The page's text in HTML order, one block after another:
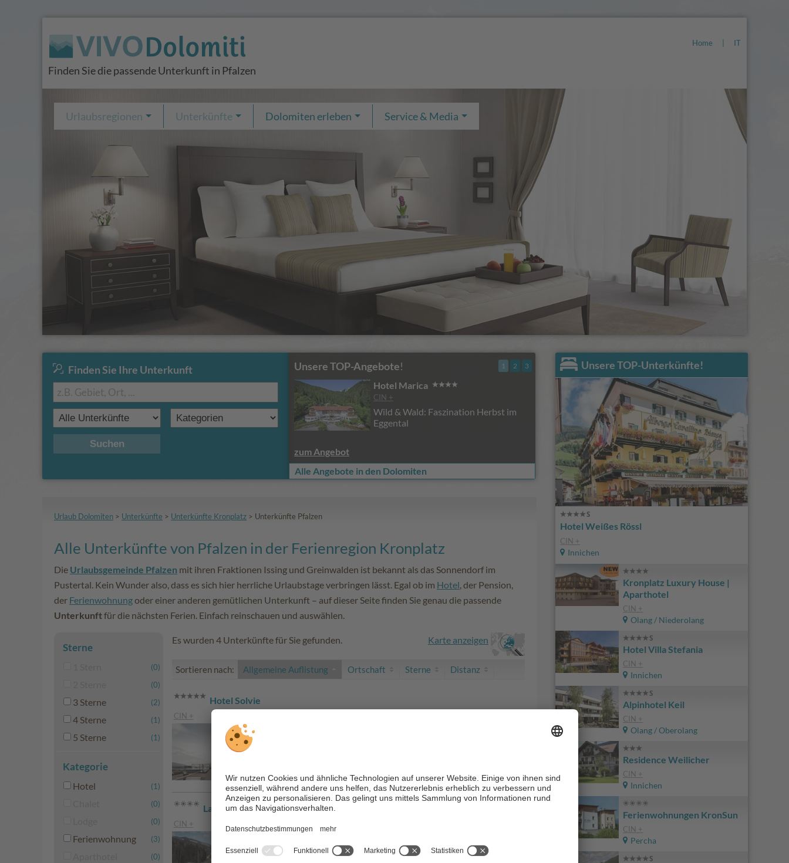
Home IT
Finden Sie die passende Unterkunft in Pfalzen
Finden Sie Ihre Unterkunft
Suchen
Unsere TOP-Angebote!
Hotel Marica
CIN +
Wild & Wald: Faszination Herbst im
Eggental
zum Angebot
1 2 3
Alle Angebote in den Dolomiten
Urlaubsregionen Unterkünfte Dolomiten erleben Service & Media
Urlaub Dolomiten > Unterkünfte > Unterkünfte Kronplatz > Unterkünfte Pfalzen
Alle Unterkünfte von Pfalzen in der Ferienregion Kronplatz
Die Urlaubsgemeinde Pfalzen mit ihren Fraktionen Issing und Greinwalden ist bekannt als das Sonnendorf im
Pustertal. Kein Wunder also, dass es sich hier herrliche Urlaubstage verbringen lässt. Egal ob im Hotel, der Pension,
der Ferienwohnungoder einer anderen gemütlichen Unterkunft – auf dieser Seite finden Sie genau die passende
Unterkunftfür die nächsten Ferien. Einfach reinschauen und auswählen.
Sterne
(0)
(0)
3 Sterne (2)
4 Sterne (1)
5 Sterne (1)
Kategorie
Hotel (1)
(0)
(0)
Ferienwohnung (3)
(0)
Karte anzeigen
Es wurden 4 Unterkünfte für Sie gefunden.
Sortieren nach: Allgemeine Auflistung Ortschaft Sterne Distanz
Hotel Solvie
CIN +
Lantl - Issing
CIN +
Unsere TOP-Unterkünfte!
Hotel Weißes Rössl
CIN +
Innichen
Kronplatz Luxury House |
Aparthotel
CIN +
Olang / Niederolang
Hotel Villa Stefania
CIN +
Innichen
Alpinhotel Keil
CIN +
Olang / Oberolang
Residence Weilicher
CIN +
Innichen
Ferienwohnungen KronSun
CIN +
Percha